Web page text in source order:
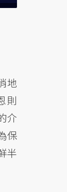
地
則
介
保
半